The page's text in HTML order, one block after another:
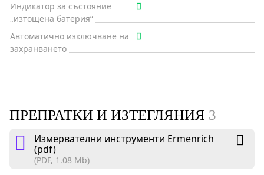
Индикатор за състояние
„изтощена батерия“
Автоматично изключване на
захранването
ПРЕПРАТКИ И ИЗТЕГЛЯНИЯ 3
Измервателни инструменти Ermenrich
(pdf)
(PDF, 1.08 Mb)